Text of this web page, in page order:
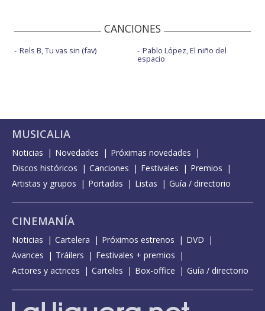
CANCIONES
Rels B, Tu vas sin (fav) Pablo López, El niño del
espacio
MUSICALIA
Noticias Novedades
Próximas novedades
Discos históricos
Canciones Festivales
Premios
Artistas y grupos
Portadas Listas Guía / directorio
CINEMANÍA
Noticias Cartelera Próximos estrenos
DVD
Avances
Tráilers
Festivales + premios
Actores y actrices
Carteles Box-office Guía / directorio